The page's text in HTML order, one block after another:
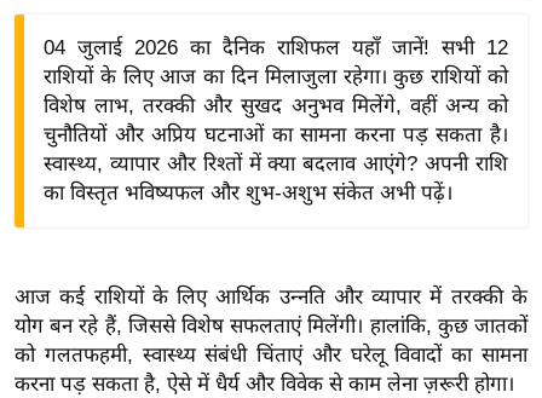
द्यो
शे
ष
ज्ञ
रा
04 जुलाई 2026 का दैनिक राशिफल यहाँ जानें! सभी 12
राशियों के लिए आज का दिन मिलाजुला रहेगा। कुछ राशियों को
विशेष लाभ, तरक्की और सुखद अनुभव मिलेंगे, वहीं अन्य को
चुनौतियों और अप्रिय घटनाओं का सामना करना पड़ सकता है।
स्वास्थ्य, व्यापार और रिश्तों में क्या बदलाव आएंगे? अपनी राशि
का विस्तृत भविष्यफल और शुभ-अशुभ संकेत अभी पढ़ें।
आज कई राशियों के लिए आर्थिक उन्नति और व्यापार में तरक्की के
योग बन रहे हैं, जिससे विशेष सफलताएं मिलेंगी। हालांकि, कुछ जातकों
को गलतफहमी, स्वास्थ्य संबंधी चिंताएं और घरेलू विवादों का सामना
करना पड़ सकता है, ऐसे में धैर्य और विवेक से काम लेना ज़रूरी होगा।